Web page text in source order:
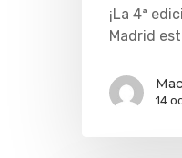
¡La 4ª
Madrid
14